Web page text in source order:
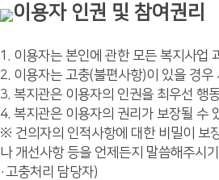
이용자 인권 및 참여권리
1. 이용자는 본인에 관한 모든 복지사업
2. 이용자는 고충(불편사항)이 있을 경우
3. 복지관은 이용자의 인권을 최우선 행
4. 복지관은 이용자의 권리가 보장될 수
※ 건의자의 인적사항에 대한 비밀이 보
나 개선사항 등을 언제든지 말씀해주시
·고충처리 담당자)